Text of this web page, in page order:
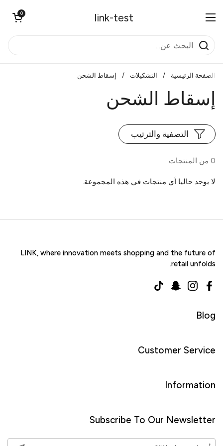
link-test فتح القائمة
فتح العربة
0
الصفحة الرئيسية / التشكيلات / إسقاط الشحن
إسقاط الشحن
0 من المنتجات
التصفية والترتيب
لا يوجد حاليا أي منتجات في هذه المجموعة.
LINK, where innovation meets shopping and the future of
retail unfolds.
Facebook
Instagram
Snapchat
TikTok
Blog
Customer Service
Information
Subscribe To Our Newsletter